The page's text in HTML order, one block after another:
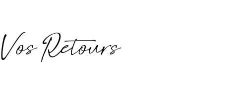
Vos Retours